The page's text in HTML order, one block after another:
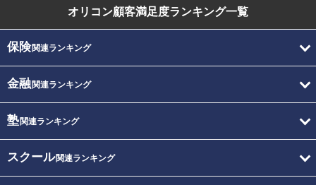
オリコン顧客満足度ランキング一覧
保険関連ランキング
金融関連ランキング
塾関連ランキング
スクール関連ランキング